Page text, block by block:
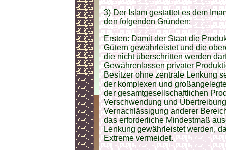
3) Der Islam gestattet es dem
den folgenden Gründen:
Ersten: Damit der Staat die
Gütern gewährleistet und die
die nicht überschritten werden
Gewährenlassen privater
Besitzer ohne zentrale Lenkung
der komplexen und
der gesamtgesellschaftlichen
Verschwendung und
Vernachlässigung anderer
das erforderliche Mindestmaß
Lenkung gewährleistet werden,
Extreme vermeidet.